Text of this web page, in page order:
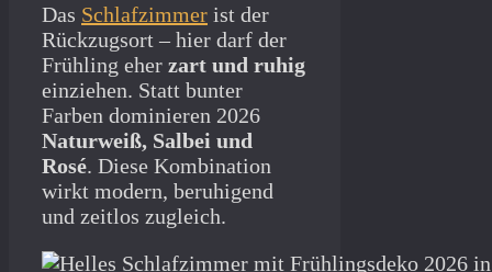
Das Schlafzimmer ist der
Rückzugsort – hier darf der
Frühling eher zart und ruhig
einziehen. Statt bunter
Farben dominieren 2026
Naturweiß, Salbei und
Rosé. Diese Kombination
wirkt modern, beruhigend
und zeitlos zugleich.